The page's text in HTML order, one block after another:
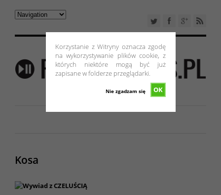
Korzystanie z Witryny oznacza zgodę
na wykorzystywanie plików cookie, z
których niektóre mogą być już
zapisane w folderze przeglądarki.
OK
Nie zgadzam się
Kosa